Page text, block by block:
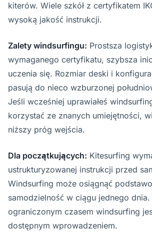
kiterów. Wiele szkół z certyfikatem
wysoką jakość instrukcji.
Zalety windsurfingu: Prostsza
wymaganego certyfikatu, szybsza
uczenia się. Rozmiar deski i
pasują do nieco wzburzonej
Jeśli wcześniej uprawiałeś
korzystać ze znanych umiejętności,
niższy próg wejścia.
Dla początkujących: Kitesurfing
ustrukturyzowanej instrukcji przed
Windsurfing może osiągnąć
samodzielność w ciągu jednego
ograniczonym czasem windsurfing
dostępnym wprowadzeniem.